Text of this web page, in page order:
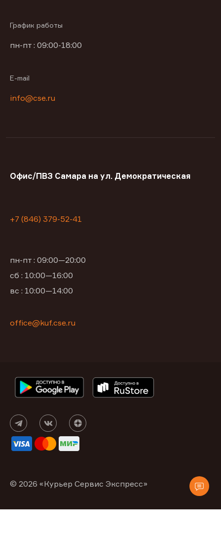
График работы
пн-пт : 09:00-18:00
E-mail
info@cse.ru
Офис/ПВЗ Самара на ул. Демократическая
+7 (846) 379-52-41
пн-пт : 09:00—20:00
сб : 10:00—16:00
вс : 10:00—14:00
office@kuf.cse.ru
© 2026 «Курьер Сервис Экспресс»